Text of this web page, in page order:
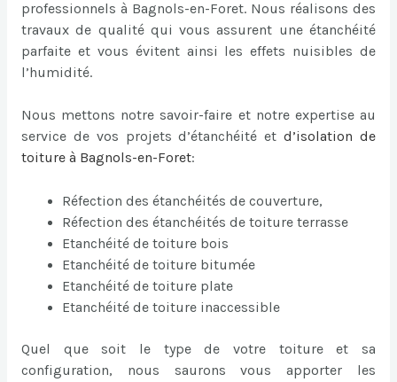
professionnels à Bagnols-en-Foret. Nous réalisons des
travaux de qualité qui vous assurent une étanchéité
parfaite et vous évitent ainsi les effets nuisibles de
l’humidité.
Nous mettons notre savoir-faire et notre expertise au
service de vos projets d’étanchéité etd’isolation de
toiture à Bagnols-en-Foret:
Réfection des étanchéités de couverture,
Réfection des étanchéités de toiture terrasse
Etanchéité de toiture bois
Etanchéité de toiture bitumée
Etanchéité de toiture plate
Etanchéité de toiture inaccessible
Quel que soit le type de votre toiture et sa
configuration, nous saurons vous apporter les